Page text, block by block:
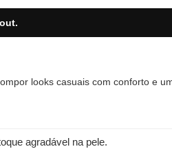
looks casuais com conforto e
agradável na pele.